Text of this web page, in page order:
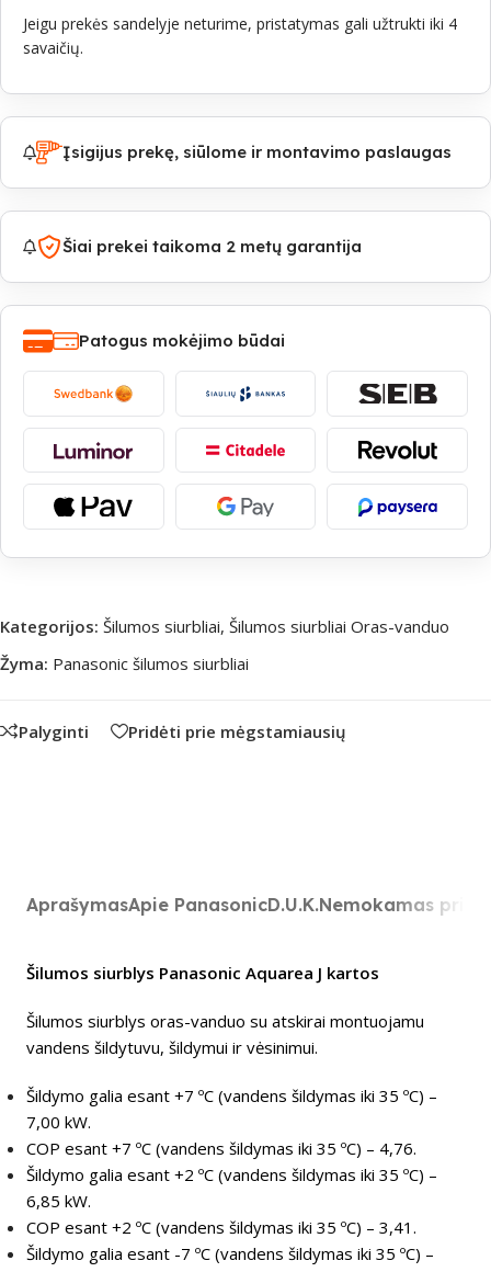
Jeigu prekės sandelyje neturime, pristatymas gali užtrukti iki 4
savaičių.
Įsigijus prekę, siūlome ir montavimo paslaugas
Šiai prekei taikoma 2 metų garantija
Patogus mokėjimo būdai
Kategorijos: Šilumos siurbliai, Šilumos siurbliai Oras-vanduo
Žyma: Panasonic šilumos siurbliai
Palyginti Pridėti prie mėgstamiausių
AprašymasApie PanasonicD.U.K.Nemokamas
Šilumos siurblys Panasonic Aquarea J kartos
Šilumos siurblys oras-vanduo su atskirai montuojamu
vandens šildytuvu, šildymui ir vėsinimui.
Šildymo galia esant +7 ºC (vandens šildymas iki 35 ºС) –
7,00 kW.
COP esant +7 ºC (vandens šildymas iki 35 ºС) – 4,76.
Šildymo galia esant +2 ºC (vandens šildymas iki 35 ºС) –
6,85 kW.
COP esant +2 ºC (vandens šildymas iki 35 ºС) – 3,41.
Šildymo galia esant -7 ºC (vandens šildymas iki 35 ºС) –